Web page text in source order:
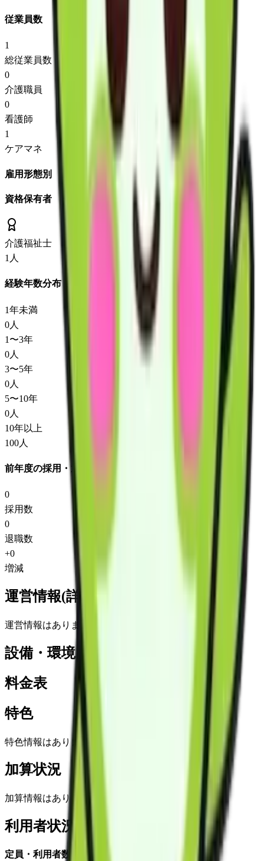
従業員数
1
総従業員数
0
介護職員
0
看護師
1
ケアマネ
雇用形態別
資格保有者
介護福祉士
1 人
経験年数分布
1年未満
0人
1〜3年
0人
3〜5年
0人
5〜10年
0人
10年以上
100人
前年度の採用・退職
0
採用数
0
退職数
+0
増減
運営情報(詳細)
運営情報はありません
設備・環境
料金表
特色
特色情報はありません
加算状況
加算情報はありません
利用者状況
定員・利用者数